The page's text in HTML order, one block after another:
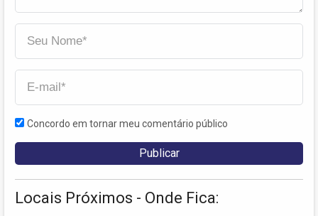
Concordo em tornar meu comentário público
Locais Próximos - Onde Fica: